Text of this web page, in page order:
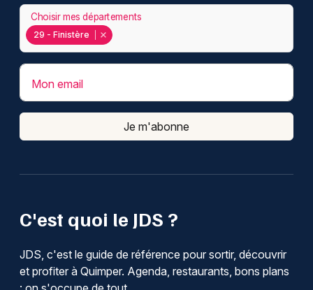
C'est quoi le JDS ?
JDS, c'est le guide de référence pour sortir, découvrir
et profiter à Quimper. Agenda, restaurants, bons plans
29 - Finistère
Choisir mes départements
Mon email
Je m'abonne